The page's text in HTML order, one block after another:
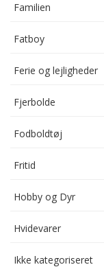
Familien
Fatboy
Ferie og lejligheder
Fjerbolde
Fodboldtøj
Fritid
Hobby og Dyr
Hvidevarer
Ikke kategoriseret